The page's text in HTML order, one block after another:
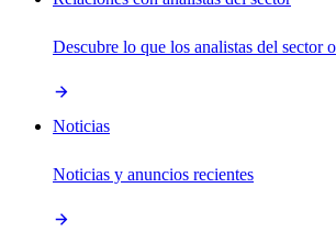
Descubre lo que los analistas del sector
Noticias
Noticias y anuncios recientes